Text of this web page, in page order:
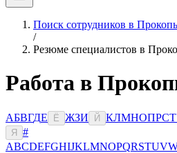
Поиск сотрудников в
/
Резюме специалистов в
Работа в
АБВГДЕ Ё ЖЗИ Й КЛМНОПРСТ
Я
#
ABCDEFGHIJKLMNOPQRSTUV